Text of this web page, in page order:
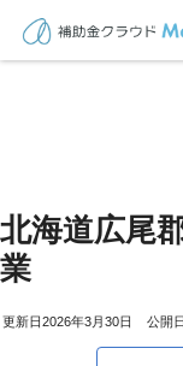
北海道広尾
業
2026年3月30日